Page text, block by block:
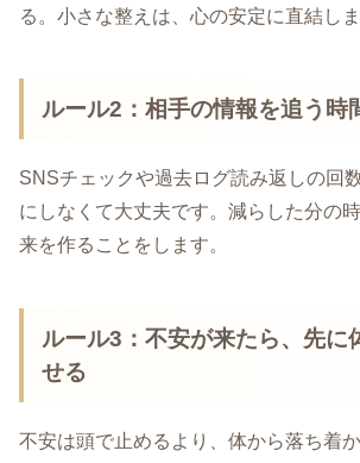
る。小さな整えは、心の安定に直結しま
ルール2：相手の情報を追う時
SNSチェックや過去ログ読み返しの回
にしなくて大丈夫です。減らした分の
来を作ることをします。
ルール3：不安が来たら、先に
せる
不安は頭で止めるより、体から落ち着